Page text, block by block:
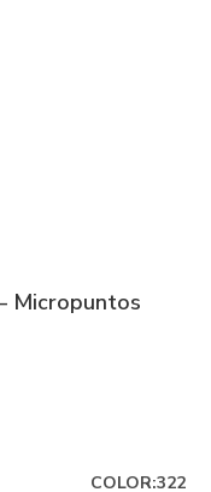
Micropuntos
COLOR:322